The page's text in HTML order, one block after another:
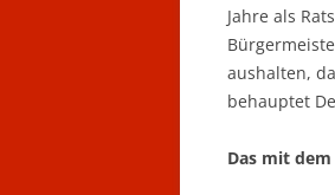
Jahre als
aushalten,
behauptet
Das mit